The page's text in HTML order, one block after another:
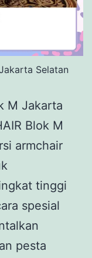
Selatan
M Jakarta
Blok M
armchair
tinggi
spesial
pesta